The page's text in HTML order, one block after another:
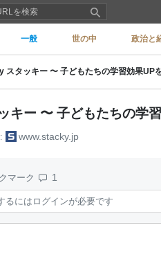
一般 世の中 政治と
スタッキー 〜 子どもたちの学習効果UP
キー 〜 子どもたちの学
www.stacky.jp
マーク 1
るにはログインが必要です